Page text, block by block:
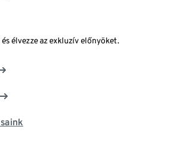
élvezze az exkluzív előnyöket.